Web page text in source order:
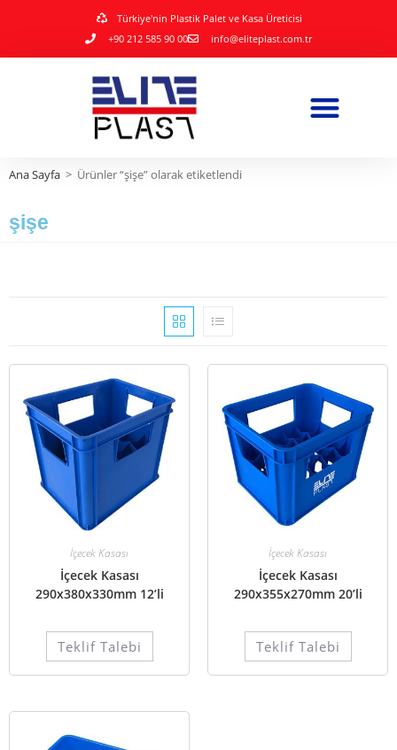
Türkiye'nin Plastik Palet ve Kasa Üreticisi
+90 212 585 90 00
info@eliteplast.com.tr
Ana Sayfa > Ürünler “şişe” olarak etiketlendi
şişe
İçecek Kasası
İçecek Kasası
290x380x330mm 12’li
Teklif Talebi
İçecek Kasası
İçecek Kasası
290x355x270mm 20’li
Teklif Talebi